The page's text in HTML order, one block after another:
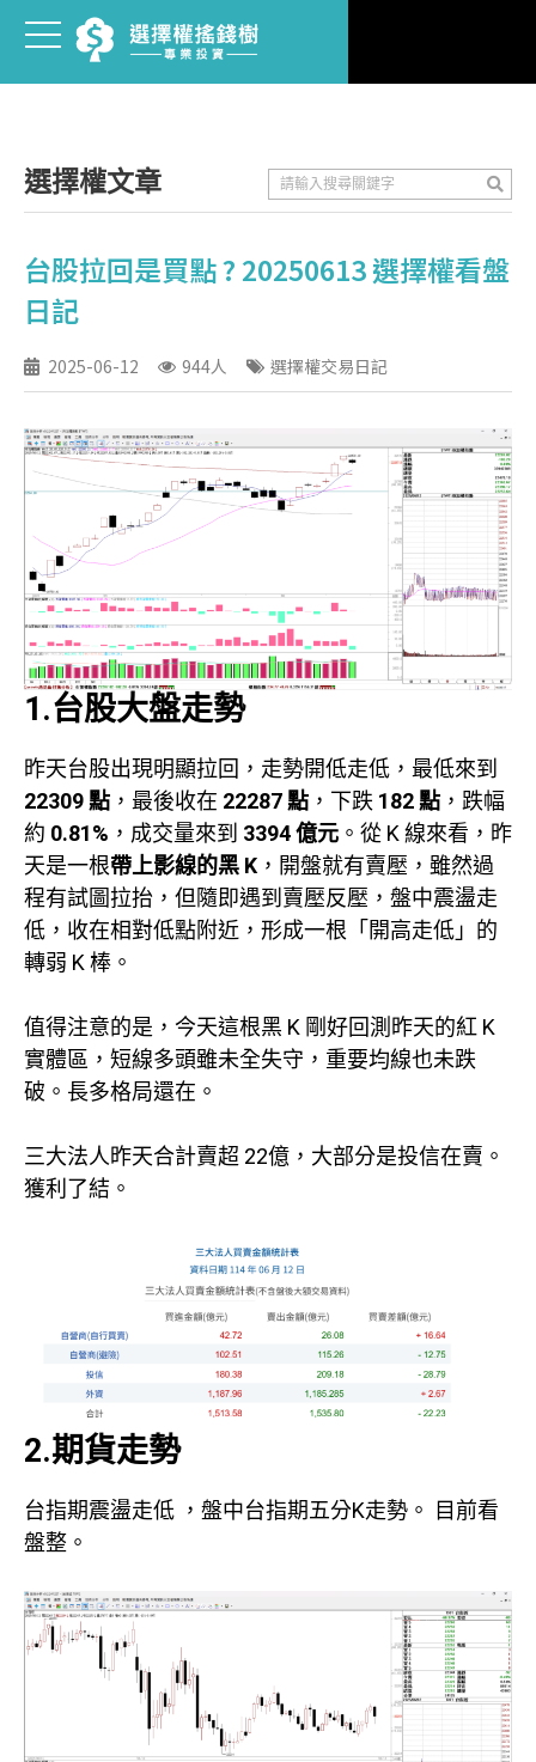
選擇權文章
台股拉回是買點 ? 20250613 選擇權看盤
日記
2025-06-12 944人 選擇權交易日記
1.台股大盤走勢
昨天台股出現明顯拉回，走勢開低走低，最低來到
22309 點 ，最後收在 22287 點 ，下跌 182 點 ，跌幅
約 0.81% ，成交量來到 3394 億元 。從 K 線來看，昨
天是一根帶上影線的黑 K ，開盤就有賣壓，雖然過
程有試圖拉抬，但隨即遇到賣壓反壓，盤中震盪走
低，收在相對低點附近，形成一根「開高走低」的
轉弱 K 棒。
值得注意的是，今天這根黑 K 剛好回測昨天的紅 K
實體區，短線多頭雖未全失守，重要均線也未跌
破。長多格局還在。
三大法人昨天合計賣超 22億，大部分是投信在賣。
獲利了結。
2.期貨走勢
台指期震盪走低 ，盤中台指期五分K走勢。 目前看
盤整。